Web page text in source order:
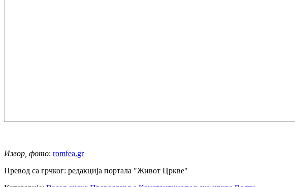
Извор, фото: romfea.gr
Превод са грчког: редакција портала "Живот Цркве"